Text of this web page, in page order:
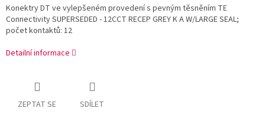
Konektry DT ve vylepšeném provedení s pevným těsněním TE
Connectivity SUPERSEDED - 12CCT RECEP GREY K A W/LARGE SEAL;
počet kontaktů: 12
Detailní informace
ZEPTAT SE SDÍLET